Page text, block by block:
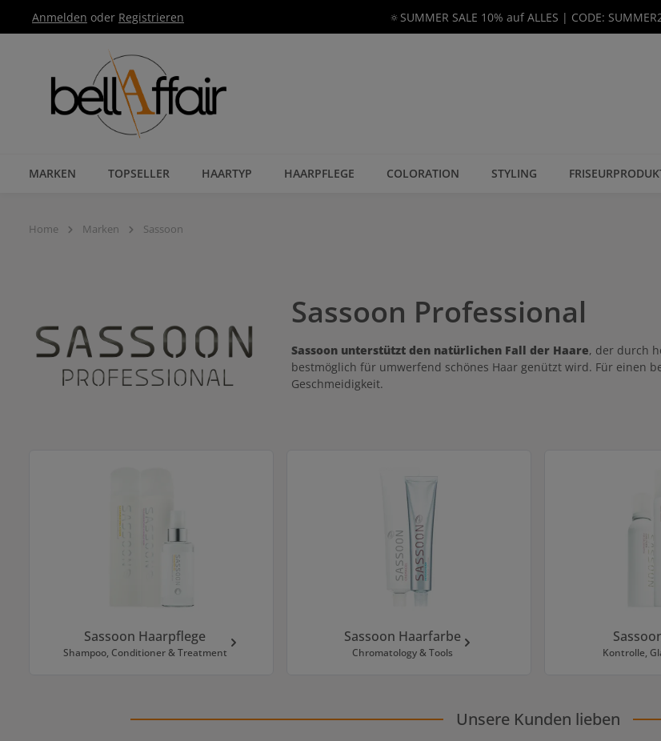
Hauptnavigation springen
Anmelden oder Registrieren 🔅SUMMER SALE 10% auf ALLES | CODE:
MARKEN TOPSELLER HAARTYP HAARPFLEGE COLORATION STYLING
Home Marken Sassoon
Sassoon Professional
Sassoon unterstützt den natürlichen Fall der Haare, der durch
bestmöglich für umwerfend schönes Haar genützt wird. Für einen
Geschmeidigkeit.
Sassoon Haarpflege
Shampoo, Conditioner & Treatment
Sassoon Haarfarbe
Chromatology & Tools Kontrolle,
Unsere Kunden lieben